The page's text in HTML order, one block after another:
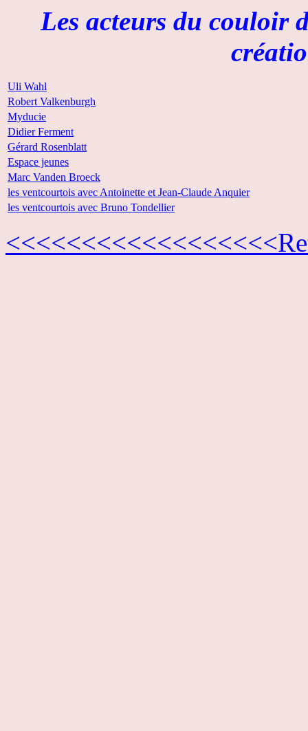
Les acteurs du couloir
Uli Wahl
Robert Valkenburgh
Myducie
Didier Ferment
Gérard Rosenblatt
Espace jeunes
Marc Vanden Broeck
les ventcourtois avec Antoinette et Jean-Claude Anquier
les ventcourtois avec Bruno Tondellier